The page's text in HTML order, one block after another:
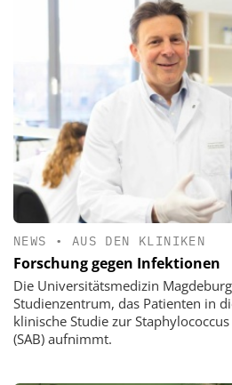
NEWS • AUS DEN KLINIKEN
Forschung gegen Infektionen
Die Universitätsmedizin
Studienzentrum, das Patienten in
klinische Studie zur
(SAB) aufnimmt.